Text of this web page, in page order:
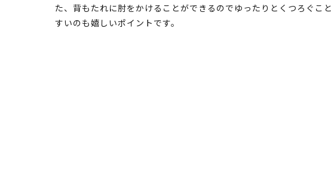
た、背もたれに肘をかけることができるのでゆったりとくつろぐこ
すいのも嬉しいポイントです。